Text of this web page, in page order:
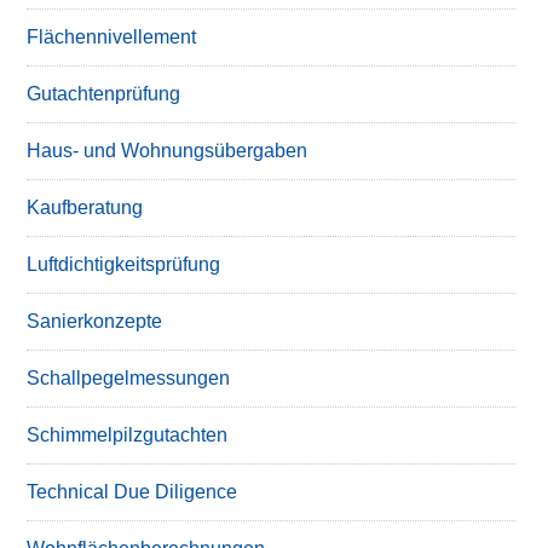
Flächennivellement
Gutachtenprüfung
Haus- und Wohnungsübergaben
Kaufberatung
Luftdichtigkeitsprüfung
Sanierkonzepte
Schallpegelmessungen
Schimmelpilzgutachten
Technical Due Diligence